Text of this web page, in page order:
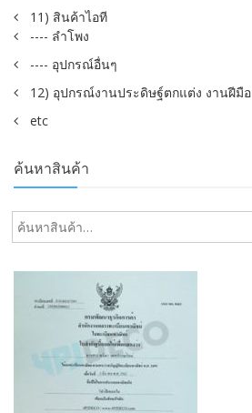
11) สินค้าไอที
---- ลำโพง
---- อุปกรณ์อื่นๆ
12) อุปกรณ์งานประดิษฐ์ตกแต่ง งานฝีมือ
etc
ค้นหาสินค้า
ค้นหา: